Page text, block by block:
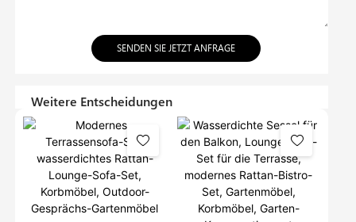
SENDEN SIE JETZT ANFRAGE
Weitere Entscheidungen